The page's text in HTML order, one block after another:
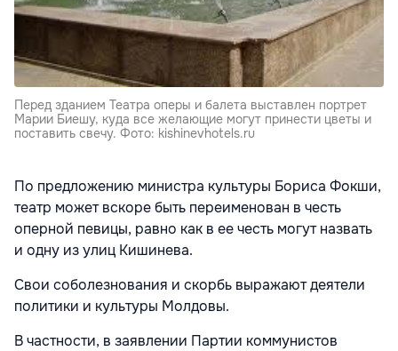
Перед зданием Театра оперы и балета выставлен портрет
Марии Биешу, куда все желающие могут принести цветы и
поставить свечу. Фото: kishinevhotels.ru
По предложению министра культуры Бориса Фокши,
театр может вскоре быть переименован в честь
оперной певицы, равно как в ее честь могут назвать
и одну из улиц Кишинева.
Свои соболезнования и скорбь выражают деятели
политики и культуры Молдовы.
В частности, в заявлении Партии коммунистов